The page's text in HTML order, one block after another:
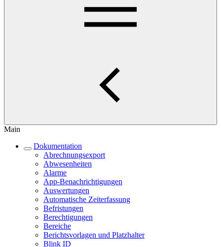
Main
Dokumentation
Abrechnungsexport
Abwesenheiten
Alarme
App-Benachrichtigungen
Auswertungen
Automatische Zeiterfassung
Befristungen
Berechtigungen
Bereiche
Berichtsvorlagen und Platzhalter
Blink ID